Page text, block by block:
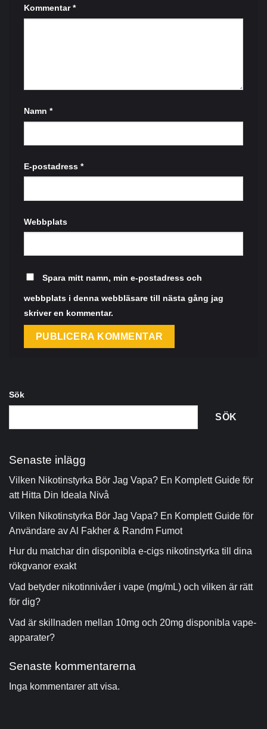
Kommentar*
Namn *
E-postadress *
Webbplats
Spara mitt namn, min e-postadress och
webbplats i denna webbläsare till nästa gång jag
skriver en kommentar.
Sök
SÖK
Senaste inlägg
Vilken Nikotinstyrka Bör Jag Vapa? En Komplett Guide för
att Hitta Din Ideala Nivå
Vilken Nikotinstyrka Bör Jag Vapa? En Komplett Guide för
Användare av Al Fakher & Randm Fumot
Hur du matchar din disponibla e-cigs nikotinstyrka till dina
rökgvanor exakt
Vad betyder nikotinnivåer i vape (mg/mL) och vilken är rätt
för dig?
Vad är skillnaden mellan 10mg och 20mg disponibla vape-
apparater?
Senaste kommentarerna
Inga kommentarer att visa.